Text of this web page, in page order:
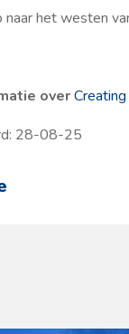
naar het westen
over
28-08-25